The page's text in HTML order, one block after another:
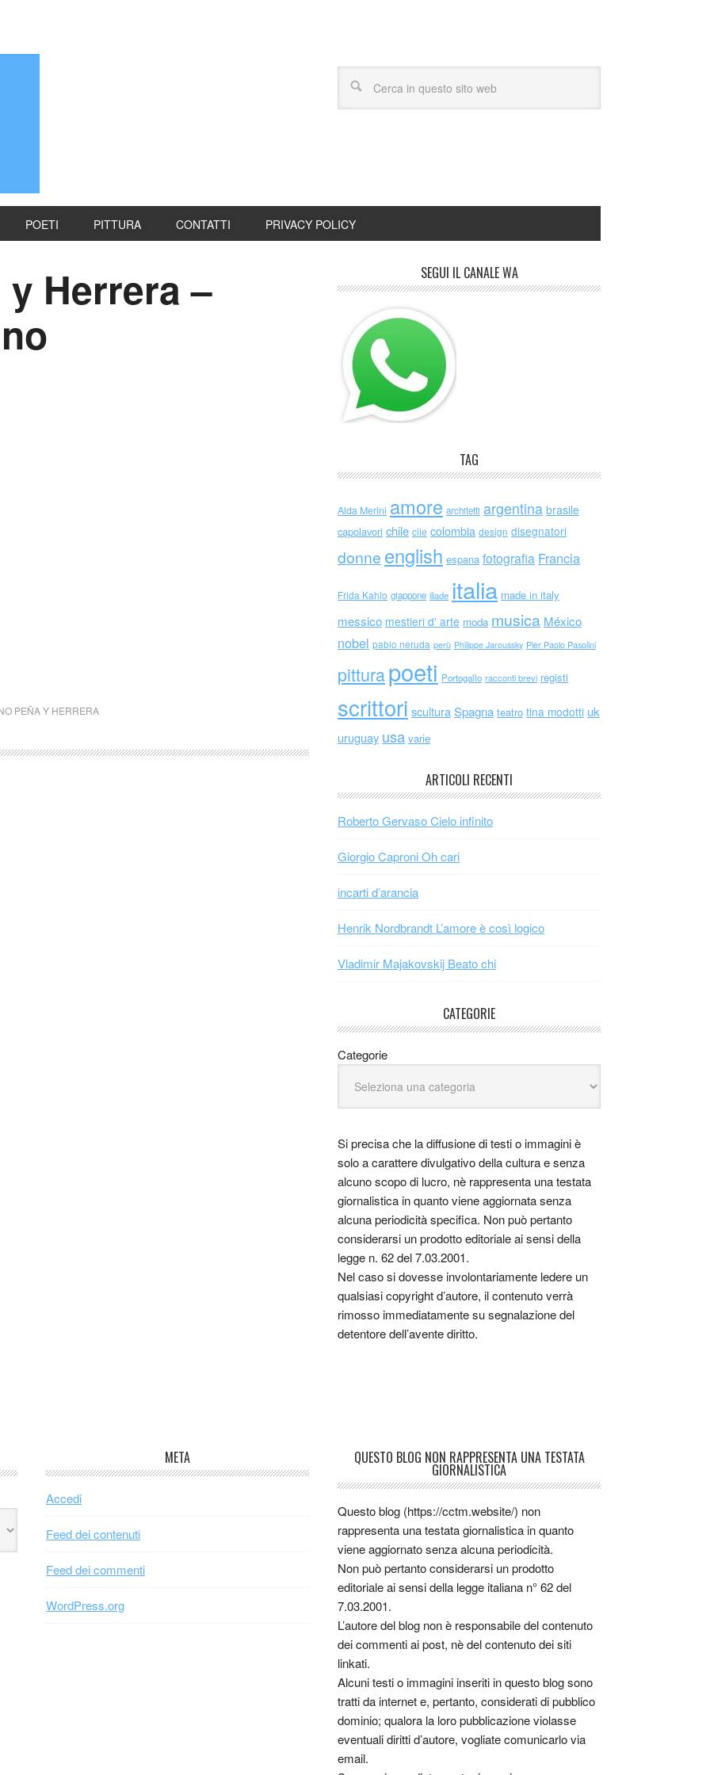
POETI PITTURA CONTATTI PRIVACY POLICY
Herrera –
PEÑA Y HERRERA
SEGUI IL CANALE WA
TAG
Alda Merini amore architetti argentina brasile
capolavori chile cile colombia design disegnatori
donne english espana fotografia Francia
Frida Kahlo giappone iliade italia made in italy
messico mestieri d' arte moda musica México
nobel pablo neruda perù Philippe Jaroussky Pier Paolo Pasolini
pitturapoeti Portogallo racconti brevi registi
scrittori scultura Spagna teatro tina modotti uk
uruguay usa varie
ARTICOLI RECENTI
Roberto Gervaso Cielo infinito
Giorgio Caproni Oh cari
incarti d’arancia
Henrik Nordbrandt L’amore è così logico
Vladimir Majakovskij Beato chi
CATEGORIE
Categorie
Si precisa che la diffusione di testi o immagini è
solo a carattere divulgativo della cultura e senza
alcuno scopo di lucro, nè rappresenta una testata
giornalistica in quanto viene aggiornata senza
alcuna periodicità specifica. Non può pertanto
considerarsi un prodotto editoriale ai sensi della
legge n. 62 del 7.03.2001.
Nel caso si dovesse involontariamente ledere un
qualsiasi copyright d’autore, il contenuto verrà
rimosso immediatamente su segnalazione del
detentore dell’avente diritto.
META
Accedi
Feed dei contenuti
Feed dei commenti
WordPress.org
QUESTO BLOG NON RAPPRESENTA UNA TESTATA
GIORNALISTICA
Questo blog (https://cctm.website/) non
rappresenta una testata giornalistica in quanto
viene aggiornato senza alcuna periodicità.
Non può pertanto considerarsi un prodotto
editoriale ai sensi della legge italiana n° 62 del
7.03.2001.
L’autore del blog non è responsabile del contenuto
dei commenti ai post, nè del contenuto dei siti
linkati.
Alcuni testi o immagini inseriti in questo blog sono
tratti da internet e, pertanto, considerati di pubblico
dominio; qualora la loro pubblicazione violasse
eventuali diritti d’autore, vogliate comunicarlo via
email.